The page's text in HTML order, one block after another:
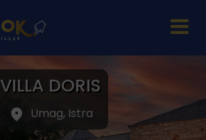
VILLA DORIS
Umag, Istra